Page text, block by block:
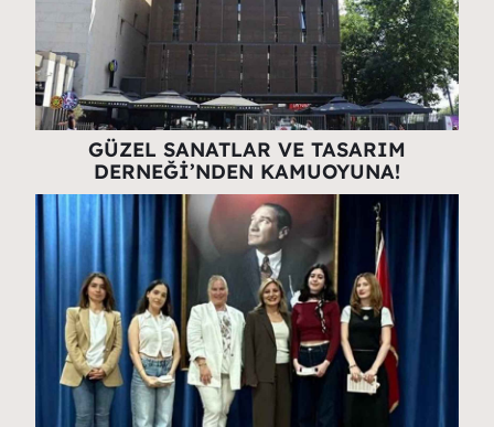
GÜZEL SANATLAR VE TASARIM
DERNEĞİ’NDEN KAMUOYUNA!